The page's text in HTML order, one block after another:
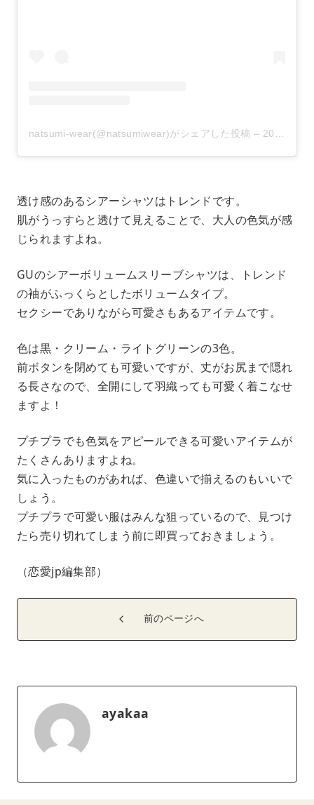
natsumi-wear(@natsumiwear)がシェアした投稿 – 2020年 6月月3日午前12時19分PDT
透け感のあるシアーシャツはトレンドです。
肌がうっすらと透けて見えることで、大人の色気が感
じられますよね。
GUのシアーボリュームスリーブシャツは、トレンド
の袖がふっくらとしたボリュームタイプ。
セクシーでありながら可愛さもあるアイテムです。
色は黒・クリーム・ライトグリーンの3色。
前ボタンを閉めても可愛いですが、丈がお尻まで隠れ
る長さなので、全開にして羽織っても可愛く着こなせ
ますよ！
プチプラでも色気をアピールできる可愛いアイテムが
たくさんありますよね。
気に入ったものがあれば、色違いで揃えるのもいいで
しょう。
プチプラで可愛い服はみんな狙っているので、見つけ
たら売り切れてしまう前に即買っておきましょう。
（恋愛jp編集部）
前のページへ
ayakaa